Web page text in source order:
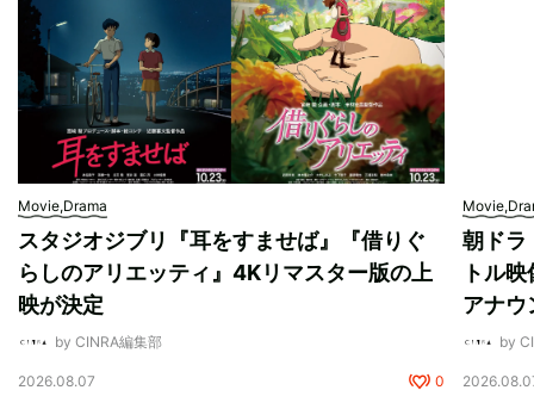
Movie,Drama
スタジオジブリ『耳をすませば』『借りぐ
らしのアリエッティ』4Kリマスター版の上
映が決定
by CINRA編集部
2026.08.07 0
朝ドラ
トル
アナウ
by